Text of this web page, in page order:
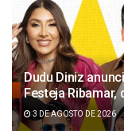
Dudu Diniz
Festeja Ribamar,
3 DE AGOSTO DE 2026